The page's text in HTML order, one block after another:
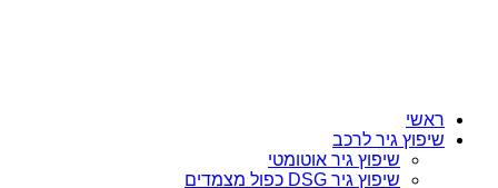
ראשי
שיפוץ גיר לרכב
שיפוץ גיר אוטומטי
שיפוץ גיר DSG כפול מצמדים